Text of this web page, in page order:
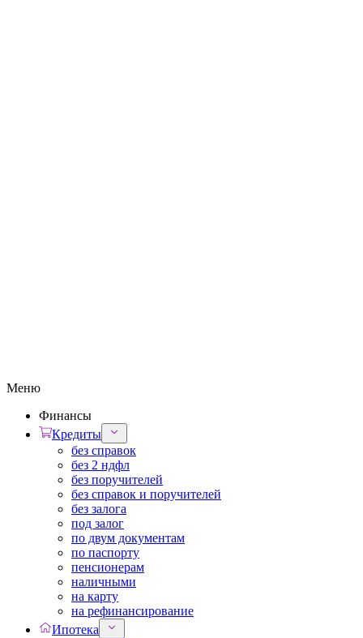
Меню
Финансы
Кредиты
без справок
без 2 ндфл
без поручителей
без справок и поручителей
без залога
под залог
по двум документам
по паспорту
пенсионерам
наличными
на карту
на рефинансирование
Ипотека